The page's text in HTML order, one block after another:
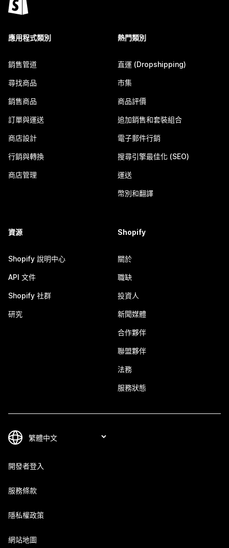
應用程式類別
銷售管道
尋找商品
銷售商品
訂單與運送
商店設計
行銷與轉換
商店管理
熱門類別
直運 (Dropshipping)
市集
商品評價
追加銷售和套裝組合
電子郵件行銷
搜尋引擎最佳化 (SEO)
運送
幣別和翻譯
資源
Shopify 說明中心
API 文件
Shopify 社群
研究
Shopify
關於
職缺
投資人
新聞媒體
合作夥伴
聯盟夥伴
法務
服務狀態
開發者登入
服務條款
隱私權政策
網站地圖